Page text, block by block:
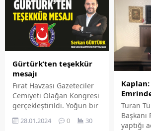
Gürtürk’ten teşekkür
mesajı
Fırat Havzası Gazeteciler
Cemiyeti Olağan Kongresi
gerçekleştirildi. Yoğun bir
katılımla gerçekleştirilen
kongrede Serkan Gürtürk,
28.01.2024 0 30
Turan
Başkanı
yaptığı